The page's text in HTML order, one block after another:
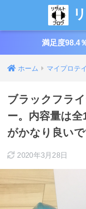
満足度98.4
ホーム マイプロテ
ブラックフラ
ー。内容量は
がかなり良いで
2020年3月28日